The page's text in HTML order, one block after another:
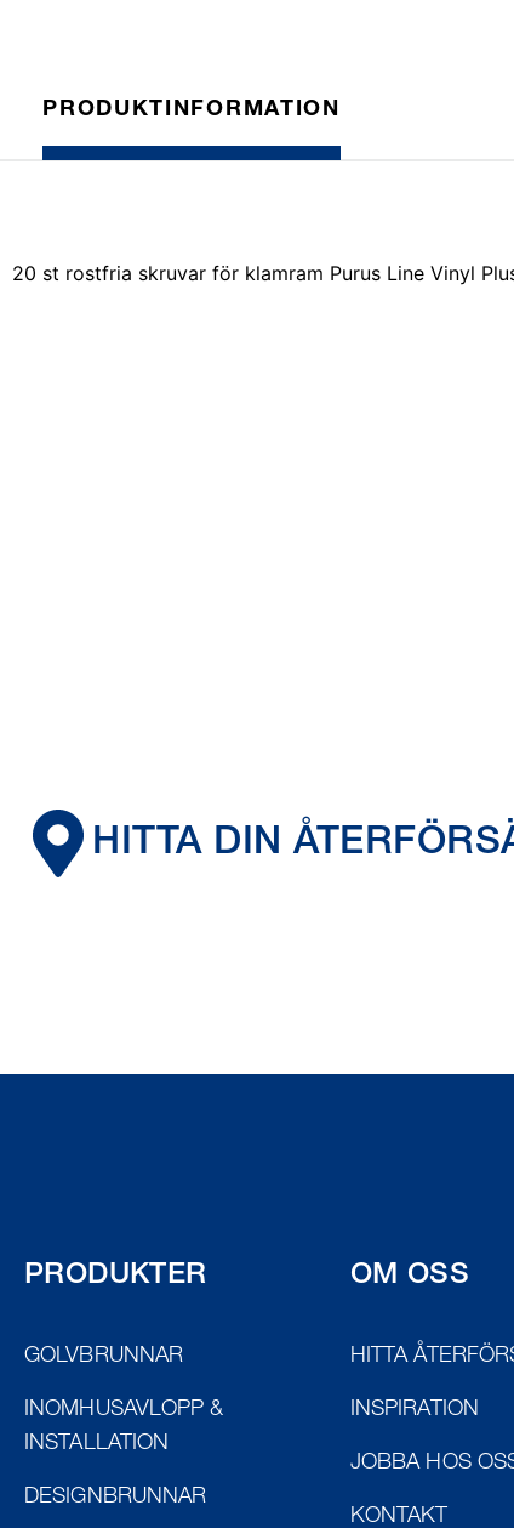
PRODUKTINFORMATION
20 st rostfria skruvar för klamram Purus Line Vinyl
HITTA DIN
PRODUKTER
GOLVBRUNNAR
INOMHUSAVLOPP &
INSTALLATION
DESIGNBRUNNAR
OM OSS
HITTA
INSPIRATION
JOBBA HOS
KONTAKT